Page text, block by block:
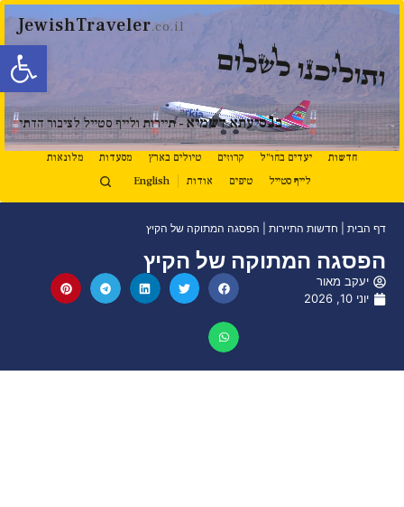
פתח
JewishTraveler.co.il
ותוליכנו לשלום
בנסיעתא דשמיא- תיירות ולייף סטייל לציבור הדתי
חדשות יעדים בחו"ל קרוזים טיולים בארץ מסעדות
מלונאות
לייף סטייל
טיפים אודות English
דף הבית חדשות התיירות הפסגה המתוקה של הקיץ
הפסגה המתוקה של הקיץ
יעקב מאור
יוני 10, 2026